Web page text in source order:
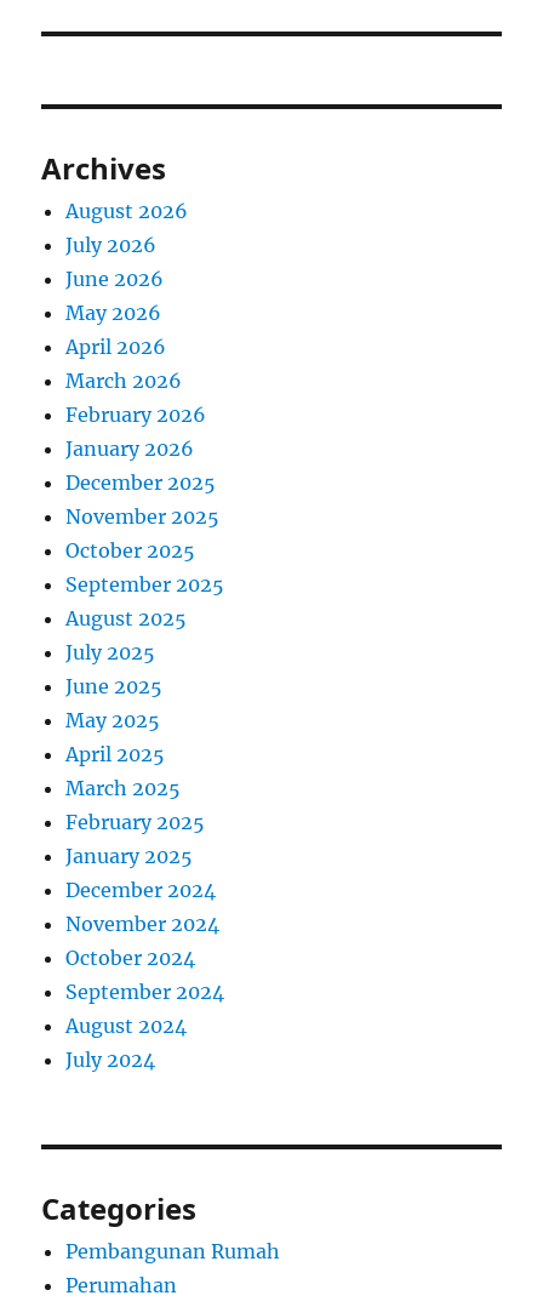
Archives
August 2026
July 2026
June 2026
May 2026
April 2026
March 2026
February 2026
January 2026
December 2025
November 2025
October 2025
September 2025
August 2025
July 2025
June 2025
May 2025
April 2025
March 2025
February 2025
January 2025
December 2024
November 2024
October 2024
September 2024
August 2024
July 2024
Categories
Pembangunan Rumah
Perumahan